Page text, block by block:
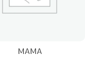
ΜΑΜΆ